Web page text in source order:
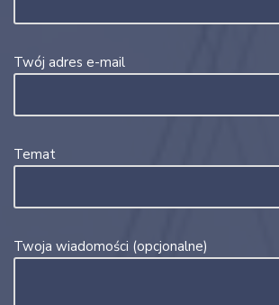
Twój adres e-mail
Temat
Twoja wiadomości (opcjonalne)